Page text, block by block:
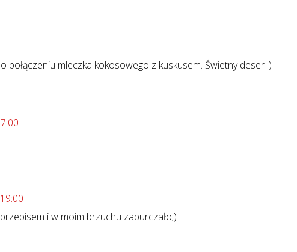
połączeniu mleczka kokosowego z kuskusem. Świetny deser :)
i w moim brzuchu zaburczało;)